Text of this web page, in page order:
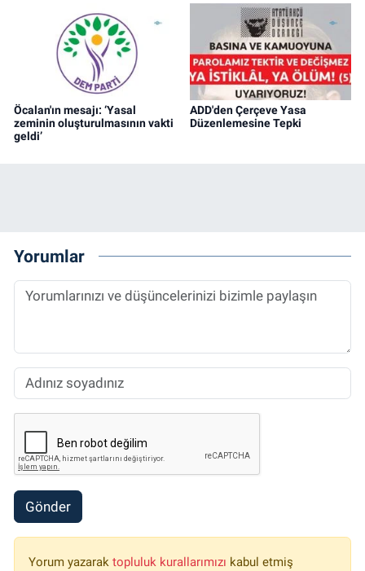
Öcalan'ın mesajı: ‘Yasal
zeminin oluşturulmasının vakti
geldi’
ADD'den Çerçeve Yasa
Düzenlemesine Tepki
Yorumlar
Gönder
Yorum yazarak topluluk kurallarımızı kabul etmiş